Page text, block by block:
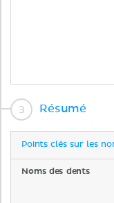
Résumé
Points clés sur les
Noms des dents